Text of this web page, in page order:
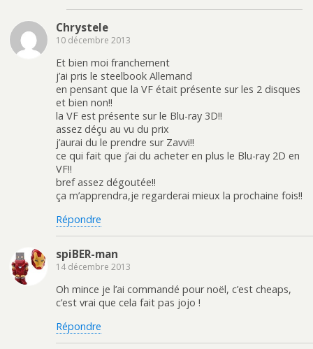
Chrystele
10 décembre 2013
Et bien moi franchement
j’ai pris le steelbook Allemand
en pensant que la VF était présente sur les 2 disques
et bien non!!
la VF est présente sur le Blu-ray 3D!!
assez déçu au vu du prix
j’aurai du le prendre sur Zavvi!!
ce qui fait que j’ai du acheter en plus le Blu-ray 2D en
VF!!
bref assez dégoutée!!
ça m’apprendra,je regarderai mieux la prochaine fois!!
Répondre
spiBER-man
14 décembre 2013
Oh mince je l’ai commandé pour noël, c’est cheaps,
c’est vrai que cela fait pas jojo !
Répondre